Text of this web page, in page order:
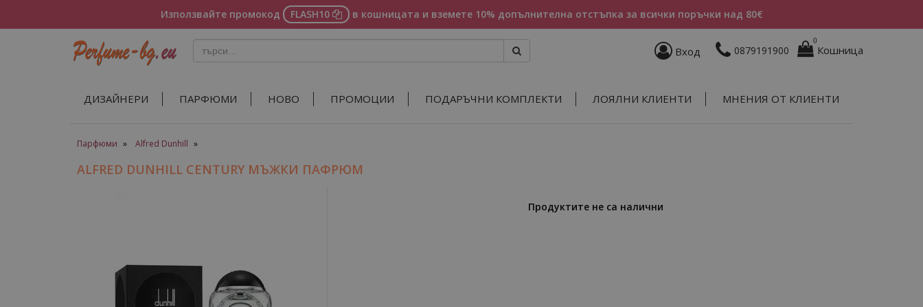
Използвайте промокод FLASH10 в кошницата и вземете 10% допълнителна отстъпка за всички поръчки над 80€
Вход 0879191900
0
Кошница
ДИЗАЙНЕРИ ПАРФЮМИ НОВО ПРОМОЦИИ ПОДАРЪЧНИ КОМПЛЕКТИ ЛОЯЛНИ КЛИЕНТИ МНЕНИЯ ОТ КЛИЕНТИ
Парфюми » Alfred Dunhill »
ALFRED DUNHILL CENTURY МЪЖКИ ПАФРЮМ
Продуктите не са налични